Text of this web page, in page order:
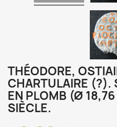
THÉODORE,
CHARTULAIRE (?).
EN PLOMB (Ø
SIÈCLE.